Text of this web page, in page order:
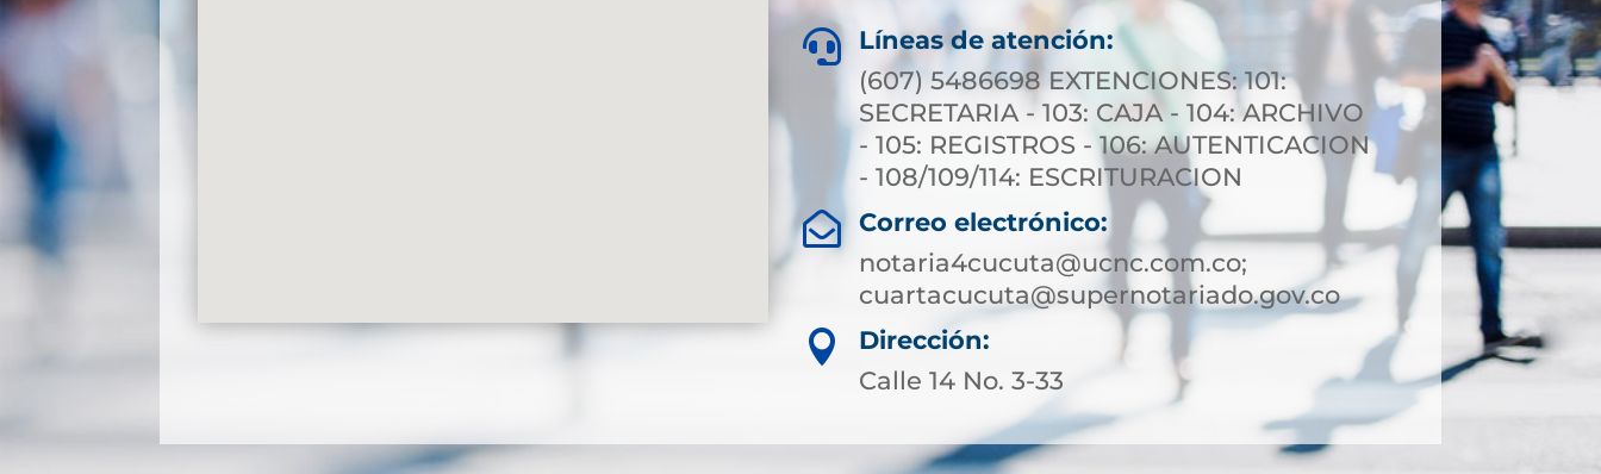

Líneas de atención:
(607) 5486698 EXTENCIONES: 101:
SECRETARIA - 103: CAJA - 104: ARCHIVO
- 105: REGISTROS - 106: AUTENTICACION
- 108/109/114: ESCRITURACION

Correo electrónico:
notaria4cucuta@ucnc.com.co;
cuartacucuta@supernotariado.gov.co

Dirección:
Calle 14 No. 3-33